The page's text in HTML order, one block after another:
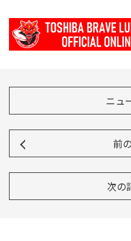
スタッフ
マスコット
クラブ情報
株式会社 ブレイブルーパ
アカデミー
パートナー
パートナー
ニュ
前
次の